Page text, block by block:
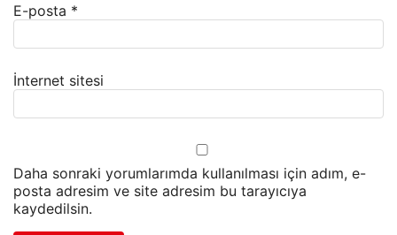
E-posta *
İnternet sitesi
Daha sonraki yorumlarımda kullanılması için adım, e-
posta adresim ve site adresim bu tarayıcıya
kaydedilsin.